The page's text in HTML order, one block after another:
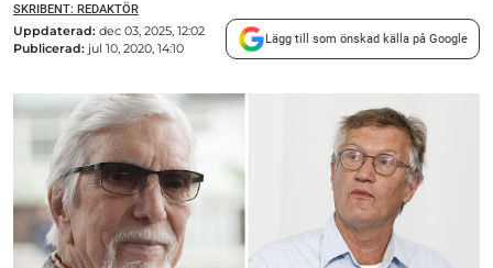
SKRIBENT: REDAKTÖR
Uppdaterad: dec 03, 2025, 12:02
Publicerad: jul 10, 2020, 14:10
Lägg till som önskad källa på Google